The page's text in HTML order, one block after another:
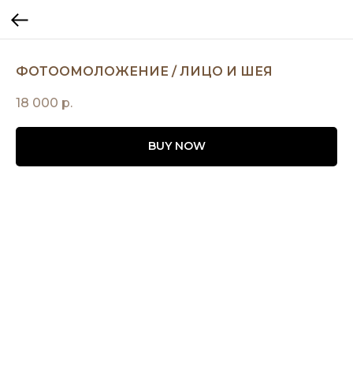
ФОТООМОЛОЖЕНИЕ / ЛИЦО И ШЕЯ
18 000 р.
BUY NOW